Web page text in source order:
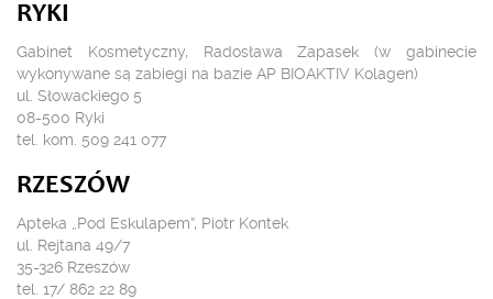
RYKI
Gabinet Kosmetyczny, Radosława Zapasek (w gabinecie
wykonywane są zabiegi na bazie AP BIOAKTIV Kolagen)
ul. Słowackiego 5
08-500 Ryki
tel. kom. 509 241 077
RZESZÓW
Apteka „Pod Eskulapem”, Piotr Kontek
ul. Rejtana 49/7
35-326 Rzeszów
tel. 17/ 862 22 89